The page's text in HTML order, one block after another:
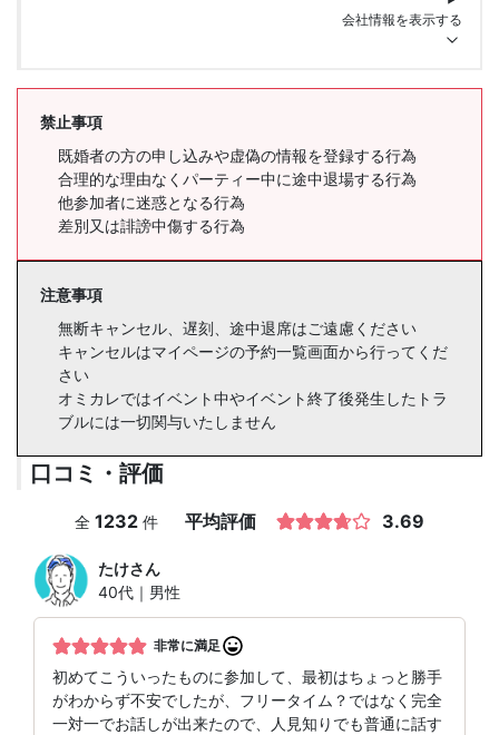
会社情報を表示する
禁止事項
既婚者の方の申し込みや虚偽の情報を登録する行為
合理的な理由なくパーティー中に途中退場する行為
他参加者に迷惑となる行為
差別又は誹謗中傷する行為
注意事項
無断キャンセル、遅刻、途中退席はご遠慮ください
キャンセルはマイページの予約一覧画面から行ってくだ
さい
オミカレではイベント中やイベント終了後発生したトラ
ブルには一切関与いたしません
口コミ・評価
全 1232 件 平均評価 3.69
たけさん
40代｜男性
非常に満足
初めてこういったものに参加して、最初はちょっと勝手
がわからず不安でしたが、フリータイム？ではなく完全
一対一でお話しが出来たので、人見知りでも普通に話す